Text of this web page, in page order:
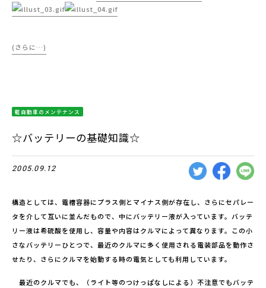
(さらに…)
軽自動車のメンテナンス
☆バッテリーの基礎知識☆
2005.09.12
構造としては、電槽容器にプラス側とマイナス側が存在し、さらにセパレー
タを介して互いに並んだもので、中にバッテリー液が入っています。バッテ
リー液は希硫酸を使用し、容量や内容はクルマによって異なります。この小
さなバッテリーひとつで、最近のクルマに多く使用される電装部品を動作さ
せたり、さらにクルマを始動する時の電気としても利用しています。
最近のクルマでも、（ライト等のつけっぱなしによる）不注意でもバッテ